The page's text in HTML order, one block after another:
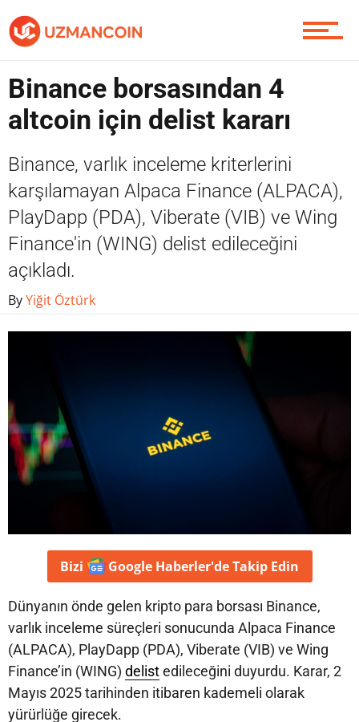
Yazarlardan
Piyasa
Soru Sor
Contact / İletişim
Binance borsasından 4
altcoin için delist kararı
Binance, varlık inceleme kriterlerini
karşılamayan Alpaca Finance (ALPACA),
PlayDapp (PDA), Viberate (VIB) ve Wing
Finance'in (WING) delist edileceğini
açıkladı.
ByYiğit Öztürk
Bizi Google Haberler'deTakip Edin
Dünyanın önde gelen kripto para borsası Binance,
varlık inceleme süreçleri sonucunda Alpaca Finance
(ALPACA), PlayDapp (PDA), Viberate (VIB) ve Wing
Finance’in (WING) delistedileceğini duyurdu. Karar, 2
Mayıs 2025 tarihinden itibaren kademeli olarak
yürürlüğe girecek.